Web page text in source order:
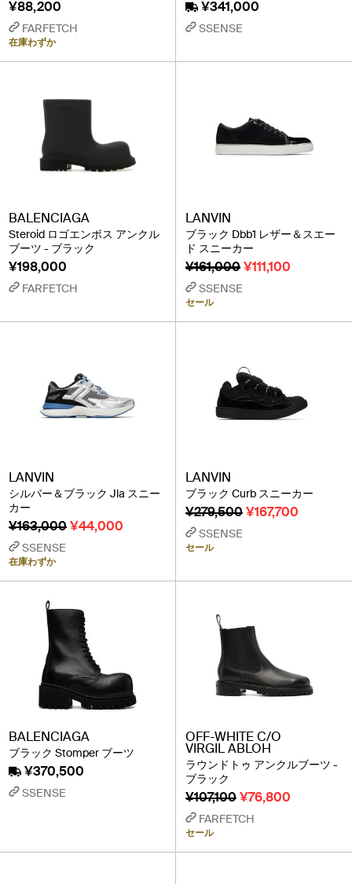
¥88,200
FARFETCH
在庫わずか
¥341,000
SSENSE
BALENCIAGA
Steroid ロゴエンボス アンクル
ブーツ - ブラック
¥198,000
FARFETCH
LANVIN
ブラック Dbb1 レザー＆スエー
ド スニーカー
¥161,000¥111,100
SSENSE
セール
LANVIN
シルバー＆ブラック Jla スニー
カー
¥163,000¥44,000
SSENSE
在庫わずか
LANVIN
ブラック Curb スニーカー
¥279,500¥167,700
SSENSE
セール
BALENCIAGA
ブラック Stomper ブーツ
¥370,500
SSENSE
OFF-WHITE C/O
VIRGIL ABLOH
ラウンドトゥ アンクルブーツ -
ブラック
¥107,100¥76,800
FARFETCH
セール